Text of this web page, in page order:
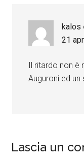
kalos
21
Il ritardo non
Auguroni ed
Lascia un